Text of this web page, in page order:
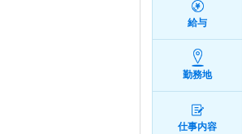
給与
勤務地
仕事内容